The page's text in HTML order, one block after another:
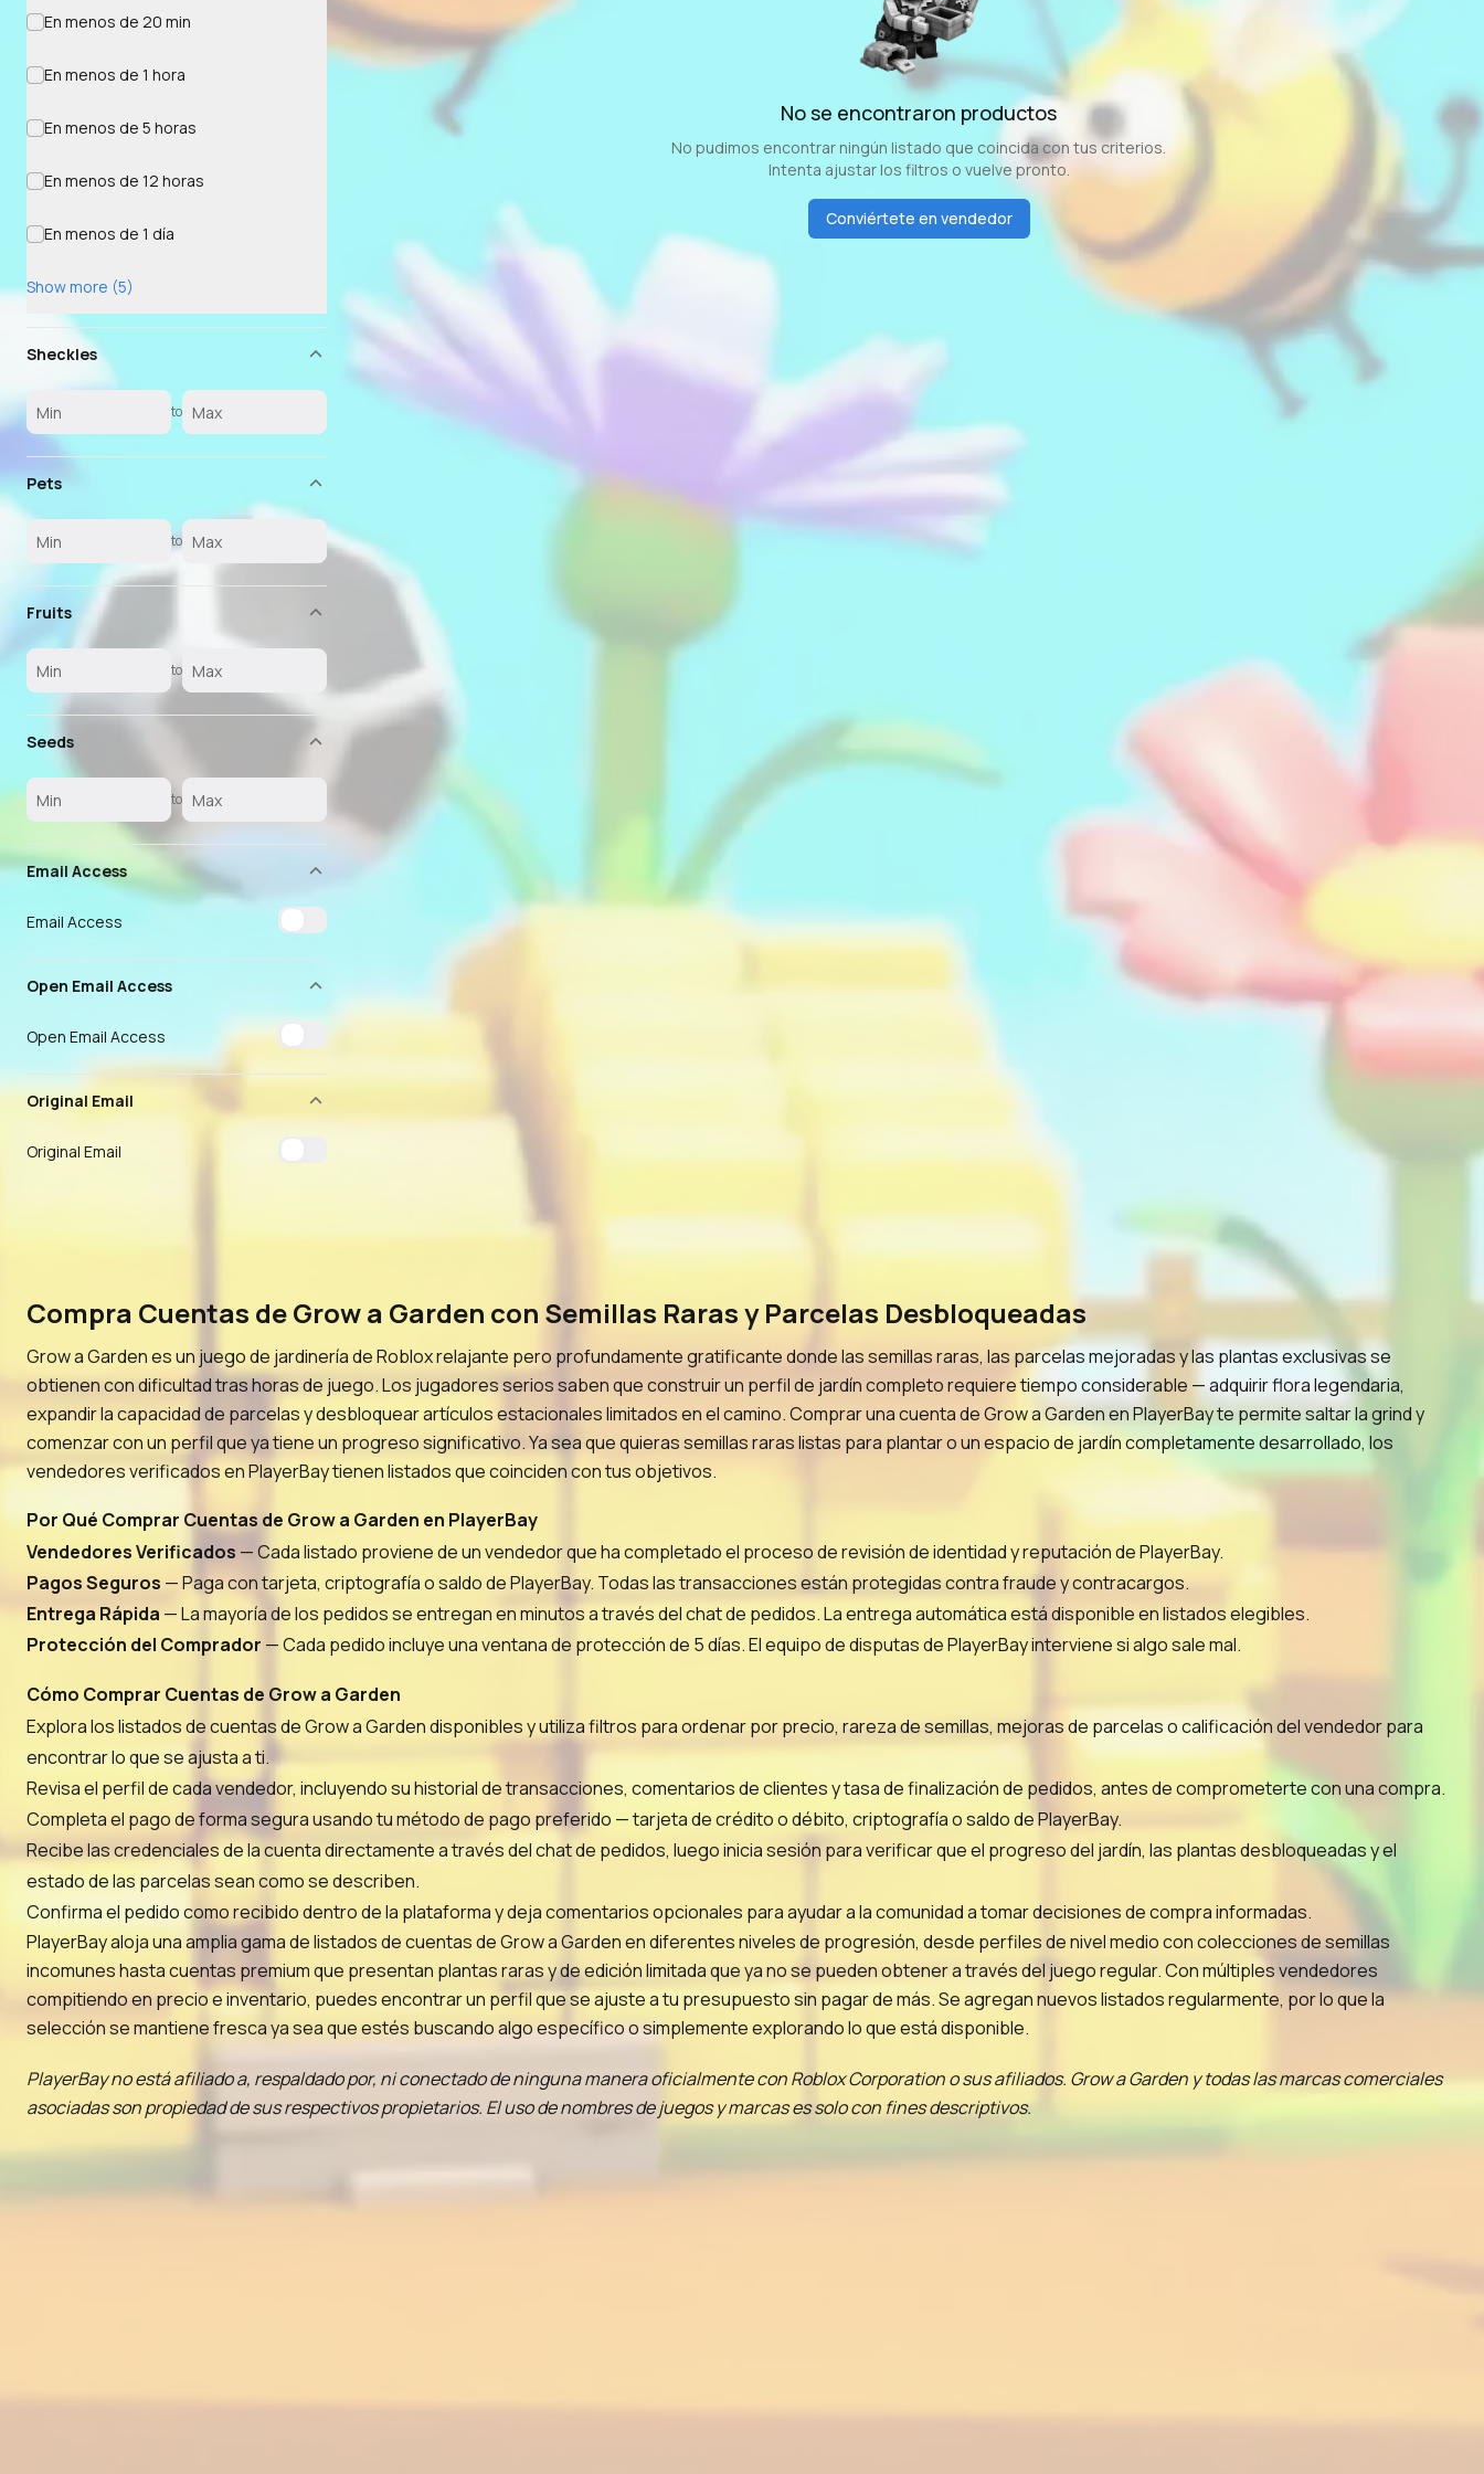
En menos de 20 min
En menos de 1 hora
En menos de 5 horas
En menos de 12 horas
En menos de 1 día
Show more (5)
Sheckles
to
Pets
to
Fruits
to
Seeds
to
Email Access
Email Access
Open Email Access
Open Email Access
Original Email
Original Email
No se encontraron productos
No pudimos encontrar ningún listado que coincida con tus criterios.
Intenta ajustar los filtros o vuelve pronto.
Conviértete en vendedor
Compra Cuentas de Grow a Garden con Semillas Raras y Parcelas Desbloqueadas
Grow a Garden es un juego de jardinería de Roblox relajante pero profundamente gratificante donde las semillas raras, las parcelas mejoradas y las plantas exclusivas se
obtienen con dificultad tras horas de juego. Los jugadores serios saben que construir un perfil de jardín completo requiere tiempo considerable — adquirir flora legendaria,
expandir la capacidad de parcelas y desbloquear artículos estacionales limitados en el camino. Comprar una cuenta de Grow a Garden en PlayerBay te permite saltar la grind y
comenzar con un perfil que ya tiene un progreso significativo. Ya sea que quieras semillas raras listas para plantar o un espacio de jardín completamente desarrollado, los
vendedores verificados en PlayerBay tienen listados que coinciden con tus objetivos.
Por Qué Comprar Cuentas de Grow a Garden en PlayerBay
Vendedores Verificados — Cada listado proviene de un vendedor que ha completado el proceso de revisión de identidad y reputación de PlayerBay.
Pagos Seguros — Paga con tarjeta, criptografía o saldo de PlayerBay. Todas las transacciones están protegidas contra fraude y contracargos.
Entrega Rápida — La mayoría de los pedidos se entregan en minutos a través del chat de pedidos. La entrega automática está disponible en listados elegibles.
Protección del Comprador — Cada pedido incluye una ventana de protección de 5 días. El equipo de disputas de PlayerBay interviene si algo sale mal.
Cómo Comprar Cuentas de Grow a Garden
Explora los listados de cuentas de Grow a Garden disponibles y utiliza filtros para ordenar por precio, rareza de semillas, mejoras de parcelas o calificación del vendedor para
encontrar lo que se ajusta a ti.
Revisa el perfil de cada vendedor, incluyendo su historial de transacciones, comentarios de clientes y tasa de finalización de pedidos, antes de comprometerte con una compra.
Completa el pago de forma segura usando tu método de pago preferido — tarjeta de crédito o débito, criptografía o saldo de PlayerBay.
Recibe las credenciales de la cuenta directamente a través del chat de pedidos, luego inicia sesión para verificar que el progreso del jardín, las plantas desbloqueadas y el
estado de las parcelas sean como se describen.
Confirma el pedido como recibido dentro de la plataforma y deja comentarios opcionales para ayudar a la comunidad a tomar decisiones de compra informadas.
PlayerBay aloja una amplia gama de listados de cuentas de Grow a Garden en diferentes niveles de progresión, desde perfiles de nivel medio con colecciones de semillas
incomunes hasta cuentas premium que presentan plantas raras y de edición limitada que ya no se pueden obtener a través del juego regular. Con múltiples vendedores
compitiendo en precio e inventario, puedes encontrar un perfil que se ajuste a tu presupuesto sin pagar de más. Se agregan nuevos listados regularmente, por lo que la
selección se mantiene fresca ya sea que estés buscando algo específico o simplemente explorando lo que está disponible.
PlayerBay no está afiliado a, respaldado por, ni conectado de ninguna manera oficialmente con Roblox Corporation o sus afiliados. Grow a Garden y todas las marcas comerciales
asociadas son propiedad de sus respectivos propietarios. El uso de nombres de juegos y marcas es solo con fines descriptivos.